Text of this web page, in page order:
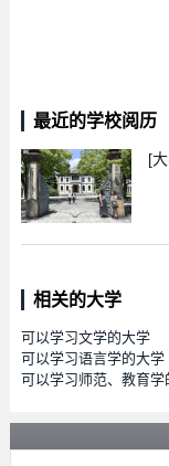
最近的学校阅历
[
相关的大学
可以学习文学的大学
可以学习语言学的大学
可以学习师范、教育学